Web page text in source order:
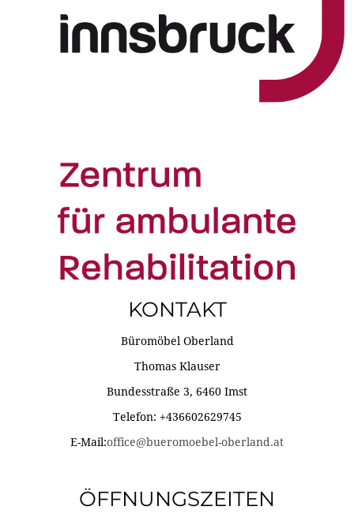
KONTAKT
Büromöbel Oberland
Thomas Klauser
Bundesstraße 3, 6460 Imst
Telefon: +436602629745
E-Mail:office@bueromoebel-oberland.at
ÖFFNUNGSZEITEN